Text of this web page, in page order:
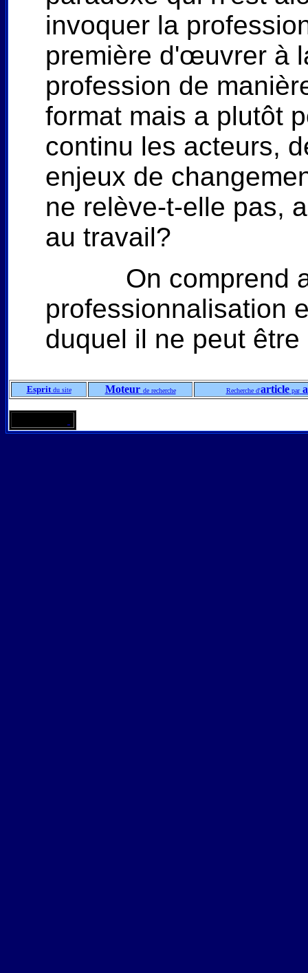
invoquer la
première d'œuvrer à
profession de
format mais a plutôt
continu les acteurs,
enjeux de
ne relève-t-elle pas,
au travail?
On comprend
professionnalisation
duquel il ne peut être
Espritdu site Moteur de recherche Recherche d'article par